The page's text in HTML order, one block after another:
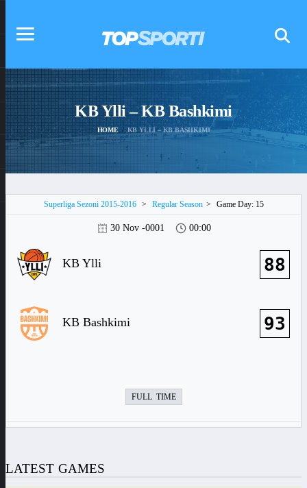
KB Ylli – KB Bashkimi
HOME KB YLLI – KB BASHKIMI
Superliga Sezoni 2015-2016 > Regular Season > Game Day: 15
30 Nov -0001 00:00
KB Ylli 88
KB Bashkimi 93
FULL TIME
LATEST GAMES